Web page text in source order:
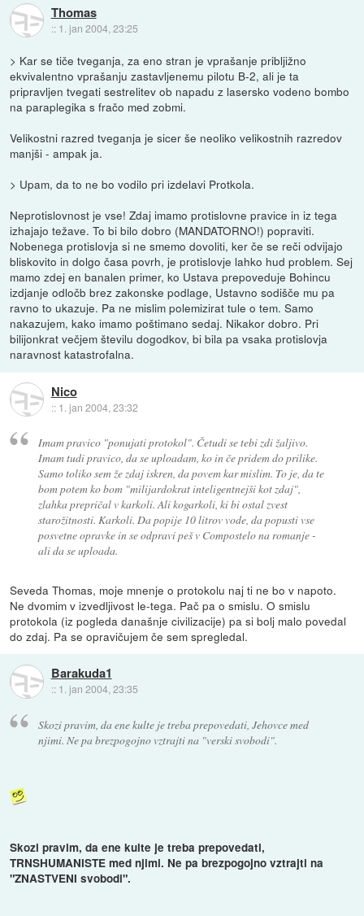
Thomas
:: 1. jan 2004, 23:25
> Kar se tiče tveganja, za eno stran je vprašanje pribljižno
ekvivalentno vprašanju zastavljenemu pilotu B-2, ali je ta
pripravljen tvegati sestrelitev ob napadu z lasersko vodeno bombo
na paraplegika s fračo med zobmi.
Velikostni razred tveganja je sicer še neoliko velikostnih razredov
manjši - ampak ja.
> Upam, da to ne bo vodilo pri izdelavi Protkola.
Neprotislovnost je vse! Zdaj imamo protislovne pravice in iz tega
izhajajo težave. To bi bilo dobro (MANDATORNO!) popraviti.
Nobenega protislovja si ne smemo dovoliti, ker če se reči odvijajo
bliskovito in dolgo časa povrh, je protislovje lahko hud problem. Sej
mamo zdej en banalen primer, ko Ustava prepoveduje Bohincu
izdjanje odločb brez zakonske podlage, Ustavno sodišče mu pa
ravno to ukazuje. Pa ne mislim polemizirat tule o tem. Samo
nakazujem, kako imamo poštimano sedaj. Nikakor dobro. Pri
bilijonkrat večjem številu dogodkov, bi bila pa vsaka protislovja
naravnost katastrofalna.
Nico
:: 1. jan 2004, 23:32
Imam pravico "ponujati protokol". Četudi se tebi zdi žaljivo.
Imam tudi pravico, da se uploadam, ko in če pridem do prilike.
Samo toliko sem že zdaj iskren, da povem kar mislim. To je, da te
bom potem ko bom "milijardokrat inteligentnejši kot zdaj",
zlahka prepričal v karkoli. Ali kogarkoli, ki bi ostal zvest
starožitnosti. Karkoli. Da popije 10 litrov vode, da popusti vse
posvetne opravke in se odpravi peš v Compostelo na romanje -
ali da se uploada.
Seveda Thomas, moje mnenje o protokolu naj ti ne bo v napoto.
Ne dvomim v izvedljivost le-tega. Pač pa o smislu. O smislu
protokola (iz pogleda današnje civilizacije) pa si bolj malo povedal
do zdaj. Pa se opravičujem če sem spregledal.
Barakuda1
:: 1. jan 2004, 23:35
Skozi pravim, da ene kulte je treba prepovedati, Jehovce med
njimi. Ne pa brezpogojno vztrajti na "verski svobodi".
Skozi pravim, da ene kulte je treba prepovedati,
TRNSHUMANISTE med njimi. Ne pa brezpogojno vztrajti na
"ZNASTVENI svobodi".